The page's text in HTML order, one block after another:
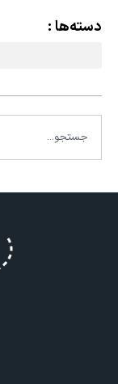
دسته‌ها :